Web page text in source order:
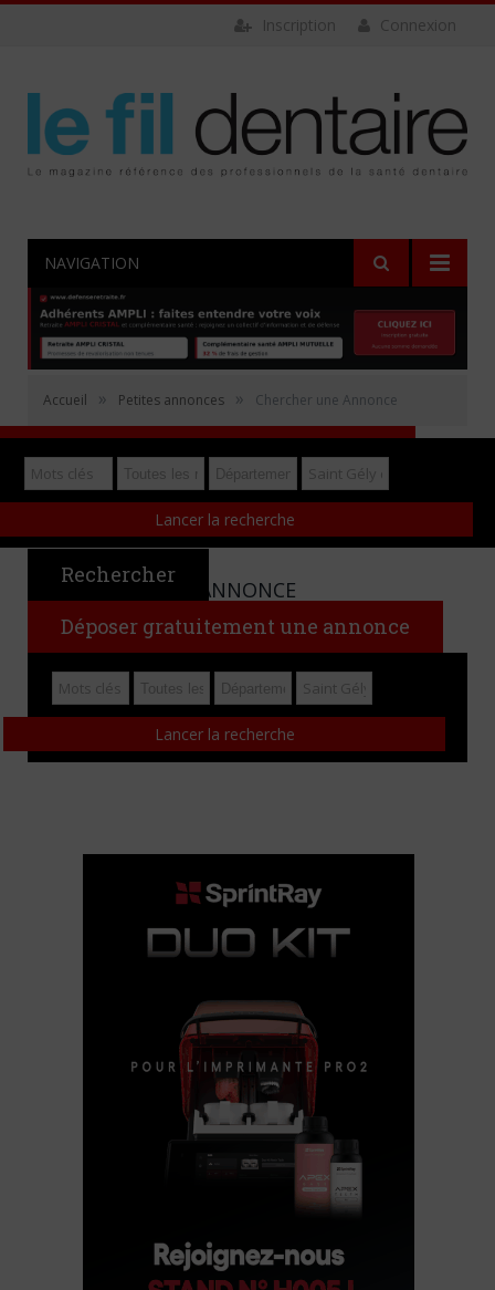
Connexion
Inscription
NAVIGATION
Accueil » Petites annonces » Chercher une Annonce
Rechercher
Déposer gratuitement une annonce
CHERCHER UNE ANNONCE
Rechercher
Déposer gratuitement une annonce